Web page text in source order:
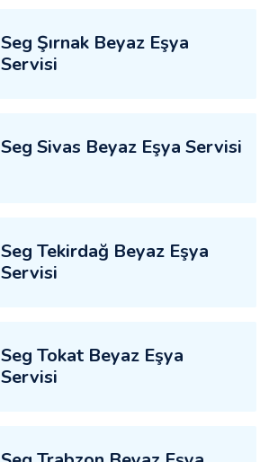
Seg Şırnak Beyaz Eşya
Servisi
Seg Sivas Beyaz Eşya Servisi
Seg Tekirdağ Beyaz Eşya
Servisi
Seg Tokat Beyaz Eşya
Servisi